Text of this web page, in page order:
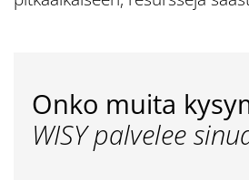
Onko muita
WISY palvelee